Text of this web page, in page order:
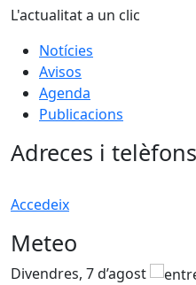
L'actualitat a un clic
Notícies
Avisos
Agenda
Publicacions
Adreces i telèfons
Accedeix
Meteo
Divendres, 7 d’agost